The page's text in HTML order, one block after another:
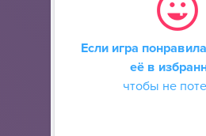
Если игра
её в
чтобы не